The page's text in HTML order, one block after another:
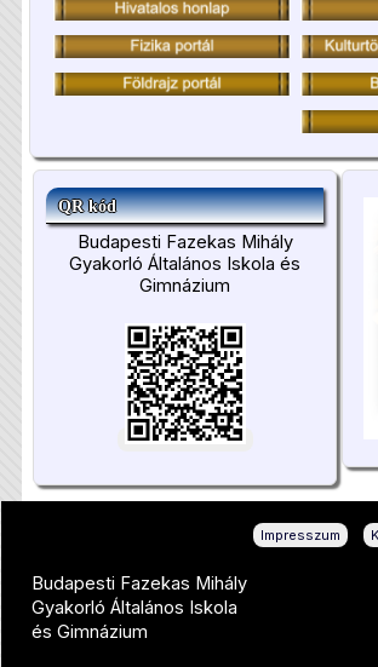
QR kód
Budapesti Fazekas Mihály
Gyakorló Általános Iskola és
Gimnázium
Impresszum
Budapesti Fazekas Mihály
Gyakorló Általános Iskola
és Gimnázium